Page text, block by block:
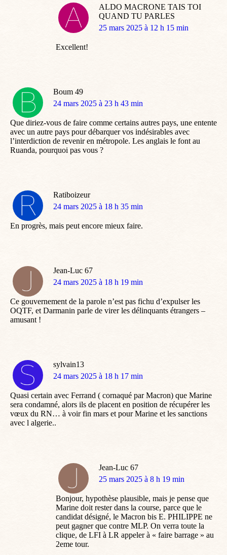
ALDO MACRONE TAIS TOI
QUAND TU PARLES
dit
25 mars 2025 à 12 h 15 min
Excellent!
Boum 49
dit
24 mars 2025 à 23 h 43 min
Que diriez-vous de faire comme certains autres pays, une entente
avec un autre pays pour débarquer vos indésirables avec
l’interdiction de revenir en métropole. Les anglais le font au
Ruanda, pourquoi pas vous ?
Ratiboizeur
dit
24 mars 2025 à 18 h 35 min
En progrès, mais peut encore mieux faire.
Jean-Luc 67
dit
24 mars 2025 à 18 h 19 min
Ce gouvernement de la parole n’est pas fichu d’expulser les
OQTF, et Darmanin parle de virer les délinquants étrangers –
amusant !
sylvain13
dit
24 mars 2025 à 18 h 17 min
Quasi certain avec Ferrand ( cornaqué par Macron) que Marine
sera condamné, alors ils de placent en position de récupérer les
vœux du RN… à voir fin mars et pour Marine et les sanctions
avec l algerie..
Jean-Luc 67
dit
25 mars 2025 à 8 h 19 min
Bonjour, hypothèse plausible, mais je pense que
Marine doit rester dans la course, parce que le
candidat désigné, le Macron bis E. PHILIPPE ne
peut gagner que contre MLP. On verra toute la
clique, de LFI à LR appeler à « faire barrage » au
2eme tour.